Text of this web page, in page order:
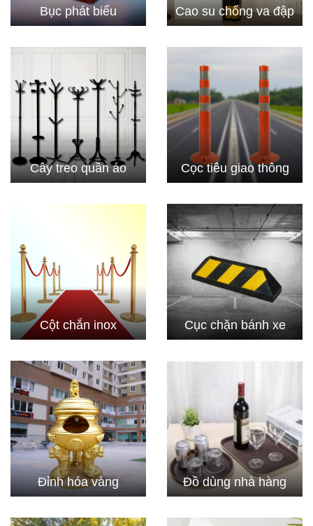
Bục phát biểu Cao su chống va đập
Cây treo quần áo Cọc tiêu giao thông
Cột chắn inox Cục chặn bánh xe
Đỉnh hóa vàng Đồ dùng nhà hàng